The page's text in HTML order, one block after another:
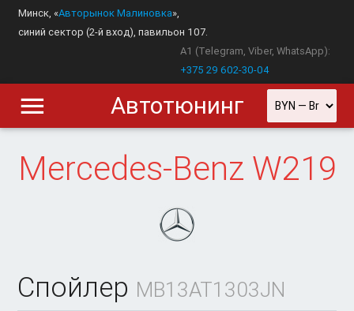
Минск, «Авторынок Малиновка»,
синий сектор (2-й вход), павильон 107.
A1 (Telegram, Viber, WhatsApp):
+375 29 602-30-04
Автотюнинг
Mercedes-Benz W219
Спойлер MB13AT1303JN